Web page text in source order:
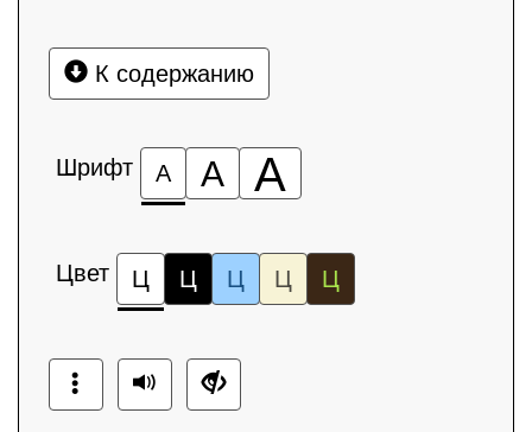
К содержанию
Шрифт А А А
Цвет Ц Ц Ц Ц Ц